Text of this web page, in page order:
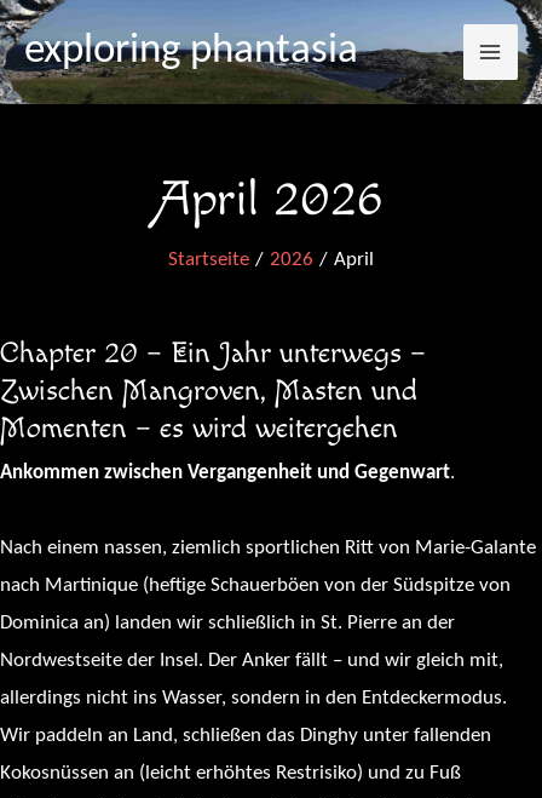
Zum
Inhalt
springen
exploring phantasia
April 2026
Startseite 2026 April
Chapter 20 – Ein Jahr unterwegs –
Zwischen Mangroven, Masten und
Momenten – es wird weitergehen
Ankommen zwischen Vergangenheit und Gegenwart.
Nach einem nassen, ziemlich sportlichen Ritt von Marie-Galante
nach Martinique (heftige Schauerböen von der Südspitze von
Dominica an) landen wir schließlich in St. Pierre an der
Nordwestseite der Insel. Der Anker fällt – und wir gleich mit,
allerdings nicht ins Wasser, sondern in den Entdeckermodus.
Wir paddeln an Land, schließen das Dinghy unter fallenden
Kokosnüssen an (leicht erhöhtes Restrisiko) und zu Fuß